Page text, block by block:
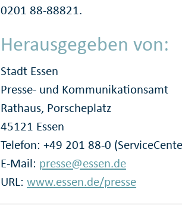
0201 88-88821.
Herausgegeben von:
Stadt Essen
Presse- und Kommunikationsamt
Rathaus, Porscheplatz
45121 Essen
Telefon: +49 201 88-0
E-Mail: presse@essen.de
URL:www.essen.de/presse